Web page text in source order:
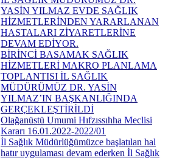
YASİN YILMAZ EVDE SAĞLIK
HİZMETLERİNDEN YARARLANAN
HASTALARI ZİYARETLERİNE
DEVAM EDİYOR.
BİRİNCİ BASAMAK SAĞLIK
HİZMETLERİ MAKRO PLANLAMA
TOPLANTISI İL SAĞLIK
MÜDÜRÜMÜZ DR. YASİN
YILMAZ’IN BAŞKANLIĞINDA
GERÇEKLEŞTİRİLDİ
Olağanüstü Umumi Hıfzıssıhha Meclisi
Kararı 16.01.2022-2022/01
İl Sağlık Müdürlüğümüzce başlatılan hal
hatır uygulaması devam ederken İl Sağlık